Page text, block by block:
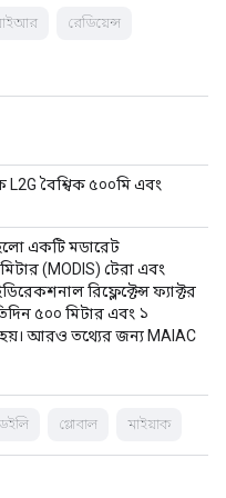
রেডিয়েন্স
L2G বৈশ্বিক ৫০০মি এবং
হলো একটি মডারেট
(MODIS) টেরা এবং
রিফ্লেক্টেন্স ফ্যাক্টর
৫০০ মিটার এবং ১
আরও তথ্যের জন্য MAIAC
গ্লোবাল মাইয়াক